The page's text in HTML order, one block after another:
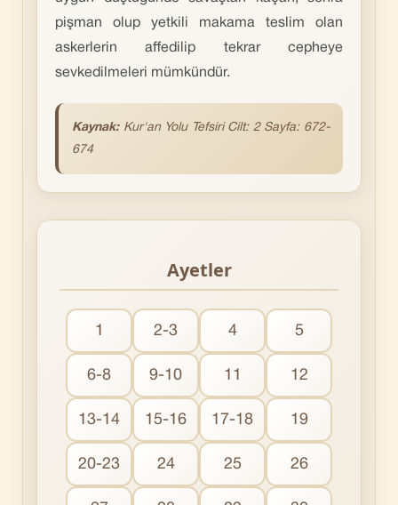
pişman olup yetkili makama teslim olan
askerlerin affedilip tekrar cepheye
sevkedilmeleri mümkündür.
Kaynak: Kur'an Yolu Tefsiri Cilt: 2 Sayfa: 672-
674
Ayetler
1 2-3 4 5
6-8 9-10 11 12
13-14 15-16 17-18 19
20-23 24 25 26